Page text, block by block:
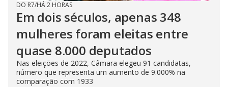
DO R7/HÁ 2 HORAS
Em dois séculos, apenas 348
mulheres foram eleitas entre
quase 8.000 deputados
Nas eleições de 2022, Câmara elegeu 91 candidatas,
número que representa um aumento de 9.000% na
comparação com 1933